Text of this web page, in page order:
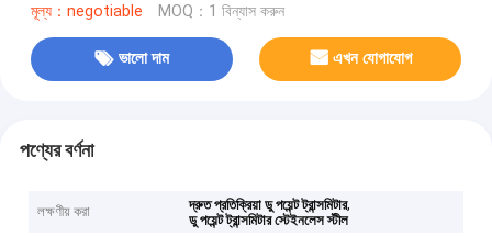
মূল্য：negotiable MOQ：1 বিন্যাস করুন
ভালো দাম এখন যোগাযোগ
পণ্যের বর্ণনা
লক্ষণীয় করা দ্রুত প্রতিক্রিয়া ডু পয়েন্ট ট্রান্সমিটার,
ডু পয়েন্ট ট্রান্সমিটার স্টেইনলেস স্টীল